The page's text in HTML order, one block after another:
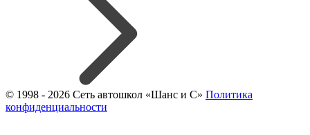
© 1998 - 2026 Сеть автошкол «Шанс и С» Политика
конфиденциальности